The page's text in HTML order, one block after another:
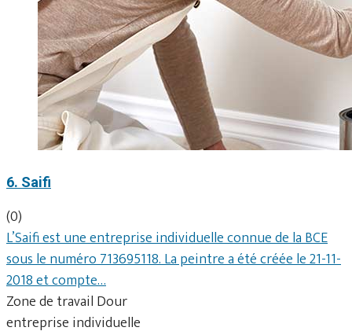
6. Saifi
(0)
L’Saifi est une entreprise individuelle connue de la BCE
sous le numéro 713695118. La peintre a été créée le 21-11-
2018 et compte…
Zone de travail Dour
entreprise individuelle